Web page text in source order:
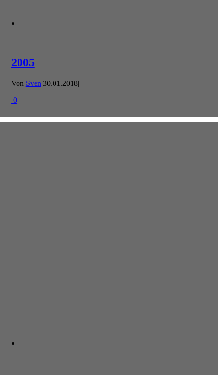
2005
Von Sven|30.01.2018|
0